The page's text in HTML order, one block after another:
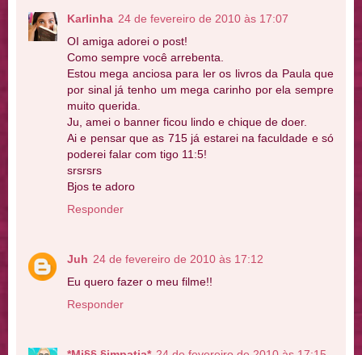
Karlinha 24 de fevereiro de 2010 às 17:07
OI amiga adorei o post!
Como sempre você arrebenta.
Estou mega anciosa para ler os livros da Paula que
por sinal já tenho um mega carinho por ela sempre
muito querida.
Ju, amei o banner ficou lindo e chique de doer.
Ai e pensar que as 715 já estarei na faculdade e só
poderei falar com tigo 11:5!
srsrsrs
Bjos te adoro
Responder
Juh 24 de fevereiro de 2010 às 17:12
Eu quero fazer o meu filme!!
Responder